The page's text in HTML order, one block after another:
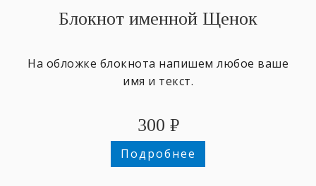
Блокнот именной Щенок
На обложке блокнота напишем любое ваше
имя и текст.
300 ₽
Подробнее